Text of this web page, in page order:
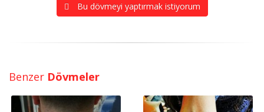
Bu dövmeyi yaptırmak istiyorum
Benzer Dövmeler